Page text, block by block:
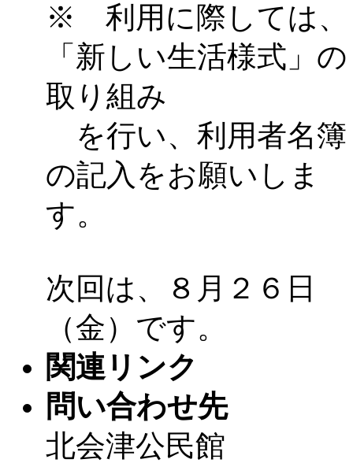
※ 利用に際しては、
「新しい生活様式」の
取り組み
を行い、利用者名簿
の記入をお願いしま
す。
次回は、８月２６日
（金）です。
関連リンク
問い合わせ先
北会津公民館